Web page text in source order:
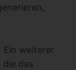
Ein weiterer
das